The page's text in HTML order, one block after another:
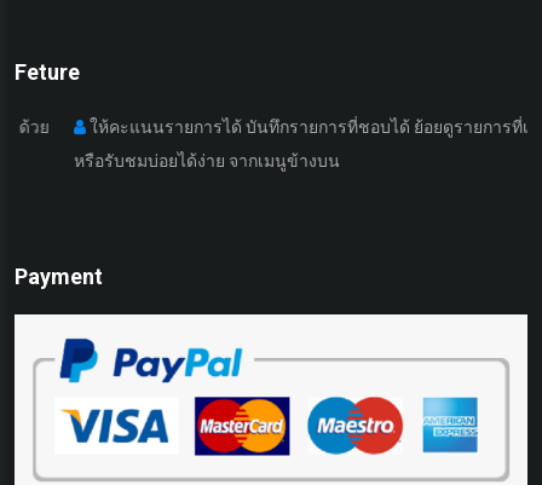
Feture
ให้คะแนนรายการได้ บันทึกรายการที่ชอบได้ ย้อยดูรายการที่เคยดูมา
หรือรับชมบ่อยได้ง่าย จากเมนูข้างบน
Payment